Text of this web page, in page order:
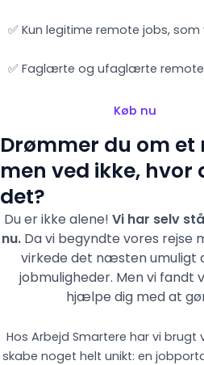
✅ Kun legitime remote jobs,
✅ Faglærte og ufaglærte
Køb nu
Drømmer du om et
men ved ikke, hvor
det?
Du er ikke alene! Vi har selv
nu. Da vi begyndte vores rejse
virkede det næsten umuligt
jobmuligheder. Men vi fandt
hjælpe dig med at
Hos Arbejd Smartere har vi
skabe noget helt unikt: en